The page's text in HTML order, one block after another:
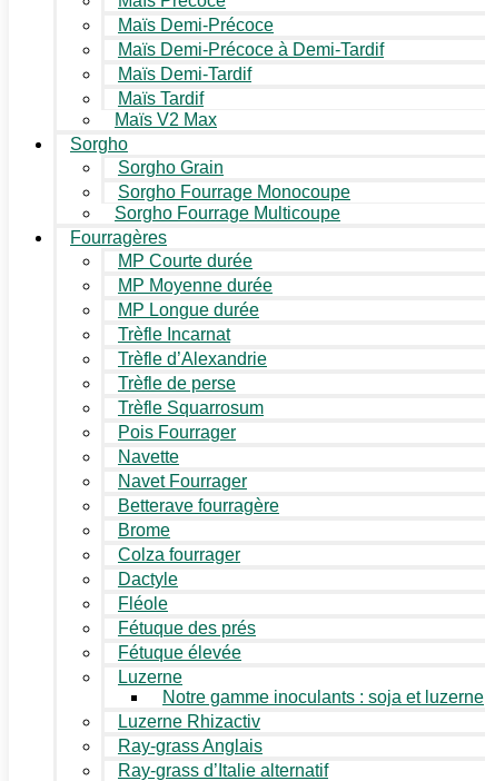
Maïs Demi-Précoce
Maïs Demi-Précoce à Demi-Tardif
Maïs Demi-Tardif
Maïs Tardif
Maïs V2 Max
Sorgho
Sorgho Grain
Sorgho Fourrage Monocoupe
Sorgho Fourrage Multicoupe
Fourragères
MP Courte durée
MP Moyenne durée
MP Longue durée
Trèfle Incarnat
Trèfle d’Alexandrie
Trèfle de perse
Trèfle Squarrosum
Pois Fourrager
Navette
Navet Fourrager
Betterave fourragère
Brome
Colza fourrager
Dactyle
Fléole
Fétuque des prés
Fétuque élevée
Luzerne
Notre gamme inoculants : soja et luzerne
Luzerne Rhizactiv
Ray-grass Anglais
Ray-grass d’Italie alternatif